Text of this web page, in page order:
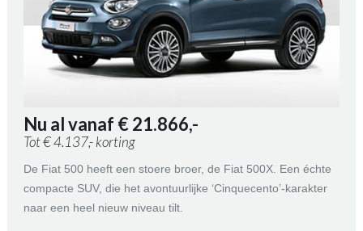
Nu al vanaf € 21.866,-
Tot € 4.137,- korting
De Fiat 500 heeft een stoere broer, de Fiat 500X. Een échte
compacte SUV, die het avontuurlijke ‘Cinquecento’-karakter
naar een heel nieuw niveau tilt.